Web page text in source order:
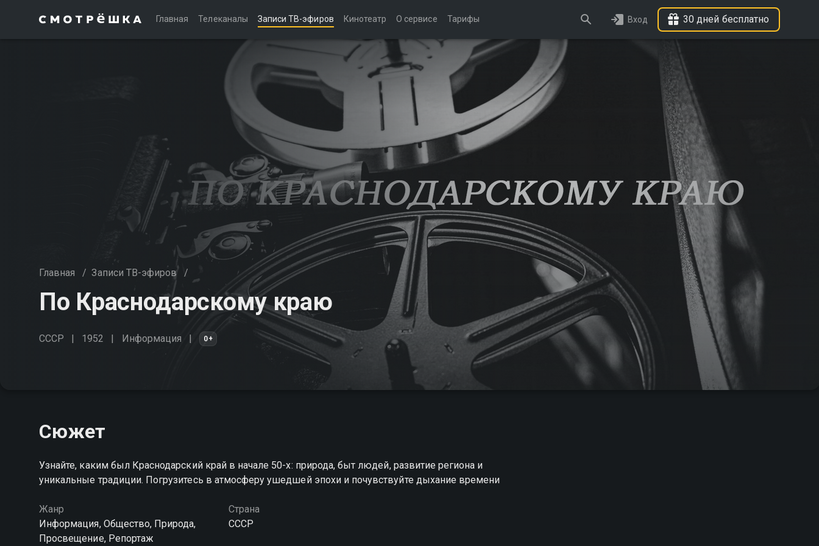
Главная Телеканалы Записи ТВ-эфиров Кинотеатр О сервисе Тарифы Вход 30 дней бесплатно
Главная / Записи ТВ-эфиров /
По Краснодарскому краю
СССР 1952 Информация 0+
Сюжет
Узнайте, каким был Краснодарский край в начале 50-х: природа, быт людей, развитие региона и
уникальные традиции. Погрузитесь в атмосферу ушедшей эпохи и почувствуйте дыхание времени
Жанр
Информация, Общество, Природа,
Просвещение, Репортаж
Страна
СССР